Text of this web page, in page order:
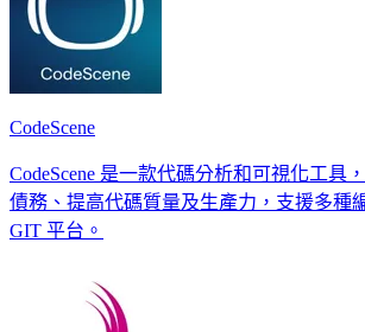
CodeScene
CodeScene 是一款代碼分析和可視化工具
債務、提高代碼質量及生產力，支援多種
GIT 平台。